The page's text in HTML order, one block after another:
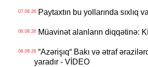
07.08.26Paytaxtın bu yollarında sıxlıq
06.08.26Müavinət alanların diqqətinə:
06.08.26“Azərişıq“ Bakı və ətraf
yaradır - VİDEO